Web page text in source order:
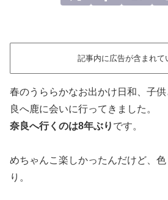
記事内に広告が含まれて
春のうららかなお出かけ日和、子
良へ鹿に会いに行ってきました。
奈良へ行くのは8年ぶり です。
めちゃんこ楽しかったんだけど、
り。